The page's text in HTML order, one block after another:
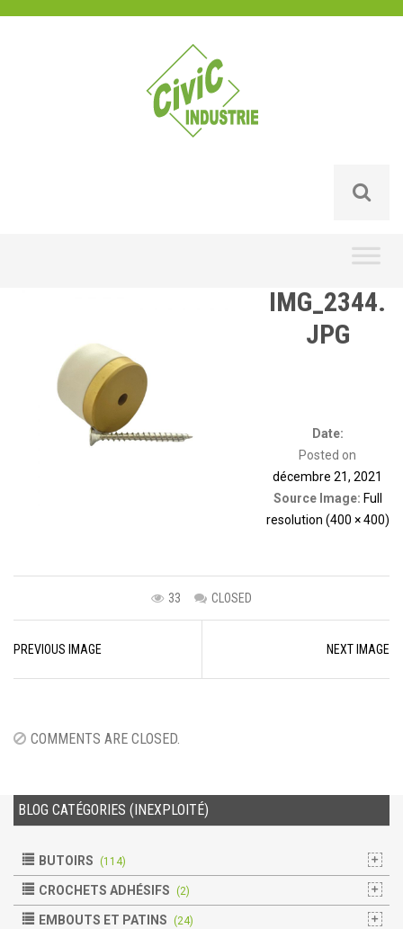
IMG_2344.
JPG
Date:
Posted on
décembre 21, 2021
Source Image: Full
resolution (400 × 400)
33 CLOSED
navigation
PREVIOUS IMAGE NEXT IMAGE
COMMENTS ARE CLOSED.
BLOG CATÉGORIES (INEXPLOITÉ)
BUTOIRS (114)
CROCHETS ADHÉSIFS (2)
EMBOUTS ET PATINS (24)